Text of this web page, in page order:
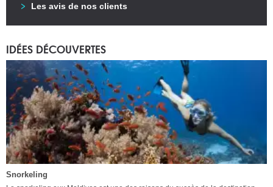
Les avis de nos clients
IDÉES DÉCOUVERTES
Snorkeling